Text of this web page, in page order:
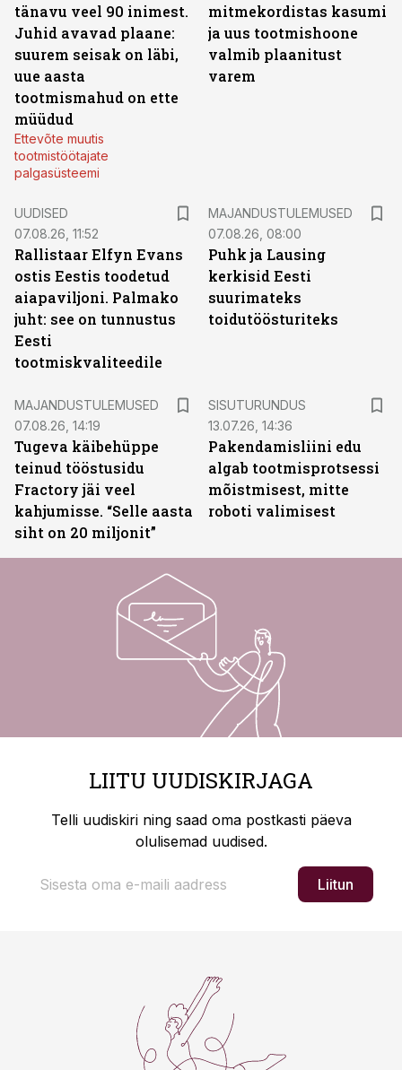
tänavu veel 90 inimest.
Juhid avavad plaane:
suurem seisak on läbi,
uue aasta
tootmismahud on ette
müüdud
Ettevõte muutis
tootmistöötajate
palgasüsteemi
mitmekordistas kasumi
ja uus tootmishoone
valmib plaanitust
varem
UUDISED
07.08.26, 11:52
Rallistaar Elfyn Evans
ostis Eestis toodetud
aiapaviljoni. Palmako
juht: see on tunnustus
Eesti
tootmiskvaliteedile
MAJANDUSTULEMUSED
07.08.26, 08:00
Puhk ja Lausing
kerkisid Eesti
suurimateks
toidutöösturiteks
MAJANDUSTULEMUSED
07.08.26, 14:19
Tugeva käibehüppe
teinud tööstusidu
Fractory jäi veel
kahjumisse. “Selle aasta
siht on 20 miljonit”
SISUTURUNDUS
13.07.26, 14:36
Pakendamisliini edu
algab tootmisprotsessi
mõistmisest, mitte
roboti valimisest
LIITU UUDISKIRJAGA
Telli uudiskiri ning saad oma postkasti päeva
olulisemad uudised.
Liitun